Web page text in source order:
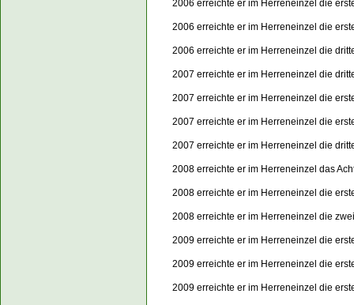
2006 erreichte er im Herreneinzel die
2006 erreichte er im Herreneinzel die
2006 erreichte er im Herreneinzel die
2007 erreichte er im Herreneinzel die
2007 erreichte er im Herreneinzel die
2007 erreichte er im Herreneinzel die
2007 erreichte er im Herreneinzel die
2008 erreichte er im Herreneinzel das
2008 erreichte er im Herreneinzel die
2008 erreichte er im Herreneinzel die
2009 erreichte er im Herreneinzel die
2009 erreichte er im Herreneinzel die
2009 erreichte er im Herreneinzel die